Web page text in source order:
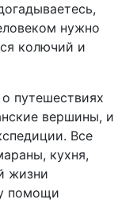
нужно
колючий и
путешествиях
вершины, и
Все
кухня,
жизни
помощи